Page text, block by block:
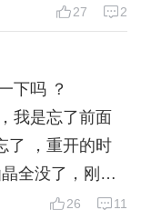
可能等你开启。
化形也可收入
言。）
的迷人服务。
，但没有感情纠
才能反攻。全
会虐但不会大
节。（可能有
达标可逃脱。
2
27
下吗 ？
我是忘了前面
了 ，重开的时
全没了，刚买
还没有用 ，真11
26